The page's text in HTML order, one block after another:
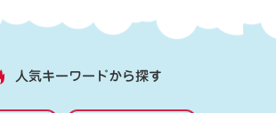
人気キーワードから探す